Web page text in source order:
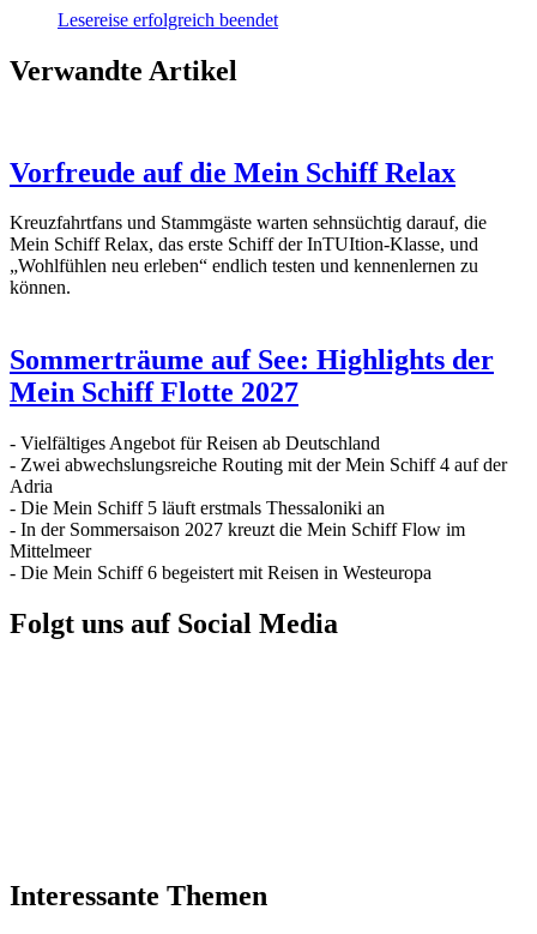
Lesereise erfolgreich beendet
Verwandte Artikel
Vorfreude auf die Mein Schiff Relax
Kreuzfahrtfans und Stammgäste warten sehnsüchtig darauf, die
Mein Schiff Relax, das erste Schiff der InTUItion-Klasse, und
„Wohlfühlen neu erleben“ endlich testen und kennenlernen zu
können.
Sommerträume auf See: Highlights der
Mein Schiff Flotte 2027
- Vielfältiges Angebot für Reisen ab Deutschland
- Zwei abwechslungsreiche Routing mit der Mein Schiff 4 auf der
Adria
- Die Mein Schiff 5 läuft erstmals Thessaloniki an
- In der Sommersaison 2027 kreuzt die Mein Schiff Flow im
Mittelmeer
- Die Mein Schiff 6 begeistert mit Reisen in Westeuropa
Folgt uns auf Social Media
Interessante Themen